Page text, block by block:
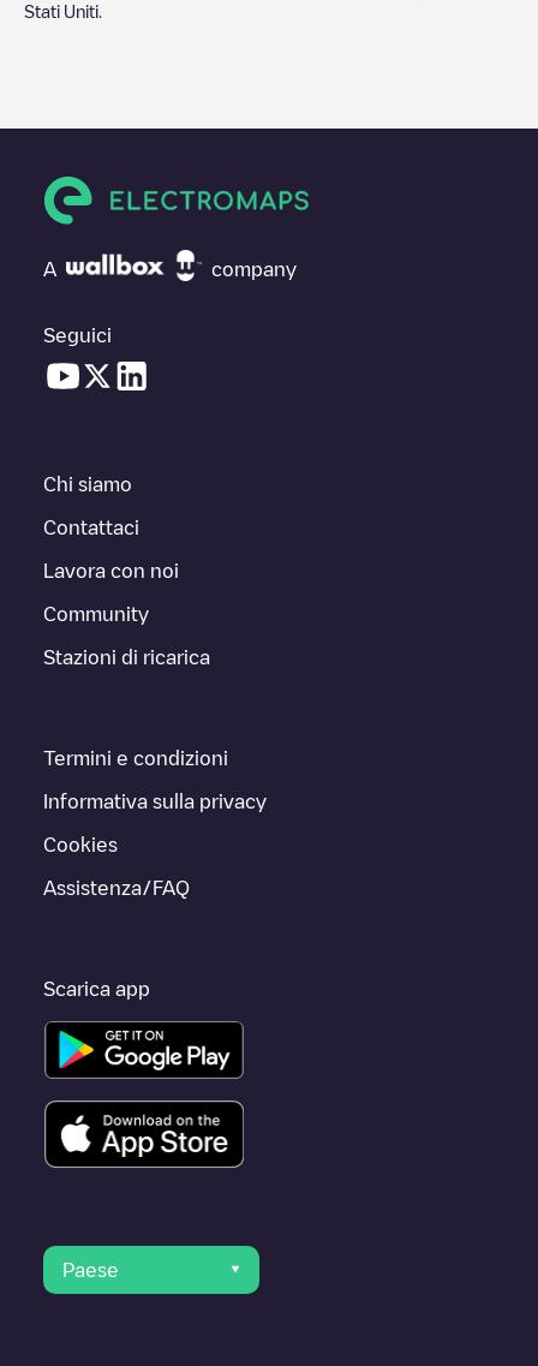
Stati Uniti
A company
Seguici
Chi siamo
Contattaci
Lavora con noi
Community
Stazioni di ricarica
Termini e condizioni
Informativa sulla privacy
Cookies
Assistenza/FAQ
Scarica app
Paese